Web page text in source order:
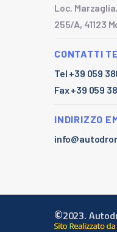
Loc.
255/A, 41123
CONTATTI
Tel +39 059
Fax +39 059
INDIRIZZO
©2023.